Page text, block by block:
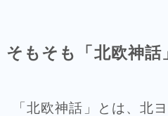
そもそも「北欧神話
「北欧神話」とは、北